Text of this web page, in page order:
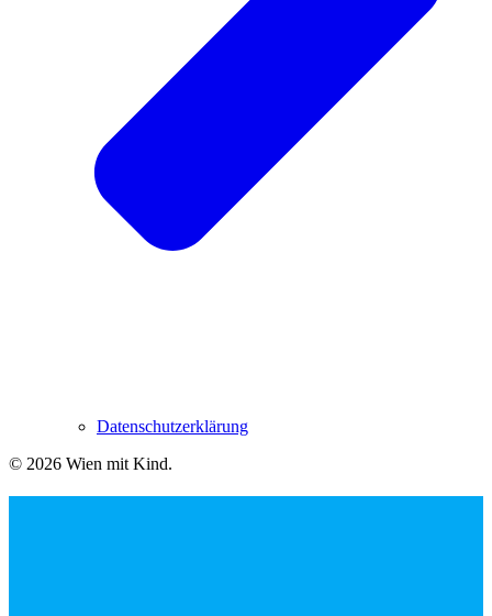
Datenschutzerklärung
© 2026 Wien mit Kind.